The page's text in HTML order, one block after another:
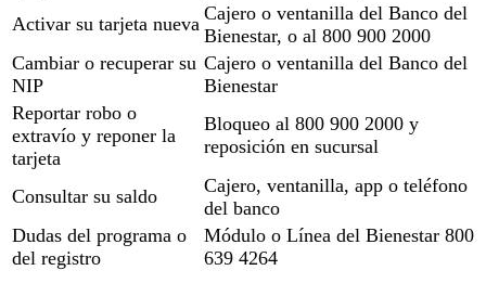
Activar su tarjeta nueva Cajero o ventanilla del Banco del
Bienestar, o al 800 900 2000
Cambiar o recuperar su
NIP
Cajero o ventanilla del Banco del
Bienestar
Reportar robo o
extravío y reponer la
tarjeta
Bloqueo al 800 900 2000 y
reposición en sucursal
Consultar su saldo
Cajero, ventanilla, app o teléfono
del banco
Dudas del programa o
del registro
Módulo o Línea del Bienestar 800
639 4264